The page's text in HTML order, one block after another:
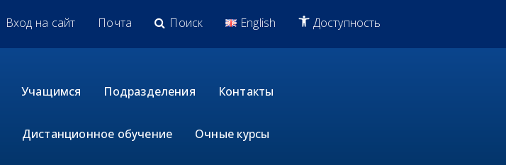
Вход на сайт Почта Поиск English Доступность
Учащимся Подразделения Контакты
Дистанционное обучение Очные курсы